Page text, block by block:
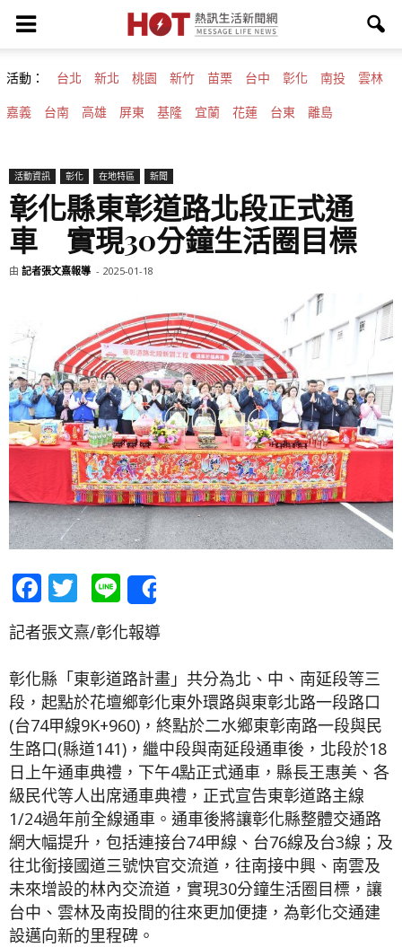
活動： 台北 新北 桃園 新竹 苗栗 台中 彰化 南投 雲林
嘉義 台南 高雄 屏東 基隆 宜蘭 花蓮 台東 離島
活動資訊 彰化 在地特區 新聞
彰化縣東彰道路北段正式通
車 實現30分鐘生活圈目標
由 記者張文熹報導 - 2025-01-18
Facebook
Twitter
Line
記者張文熹/彰化報導
彰化縣「東彰道路計畫」共分為北、中、南延段等三
段，起點於花壇鄉彰化東外環路與東彰北路一段路口
(台74甲線9K+960)，終點於二水鄉東彰南路一段與民
生路口(縣道141)，繼中段與南延段通車後，北段於18
日上午通車典禮，下午4點正式通車，縣長王惠美、各
級民代等人出席通車典禮，正式宣告東彰道路主線
1/24過年前全線通車。通車後將讓彰化縣整體交通路
網大幅提升，包括連接台74甲線、台76線及台3線；及
往北銜接國道三號快官交流道，往南接中興、南雲及
未來增設的林內交流道，實現30分鐘生活圈目標，讓
台中、雲林及南投間的往來更加便捷，為彰化交通建
設邁向新的里程碑。